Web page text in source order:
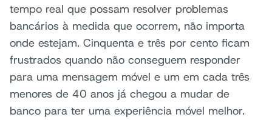
tempo real que possam resolver problemas
bancários à medida que ocorrem, não importa
onde estejam. Cinquenta e três por cento ficam
frustrados quando não conseguem responder
para uma mensagem móvel e um em cada três
menores de 40 anos já chegou a mudar de
banco para ter uma experiência móvel melhor.